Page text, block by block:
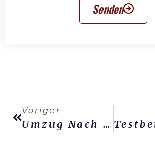
Senden
Voriger
Umzug Nach Lübeck: Ankommen, Stadtteile Und Erste Schritte